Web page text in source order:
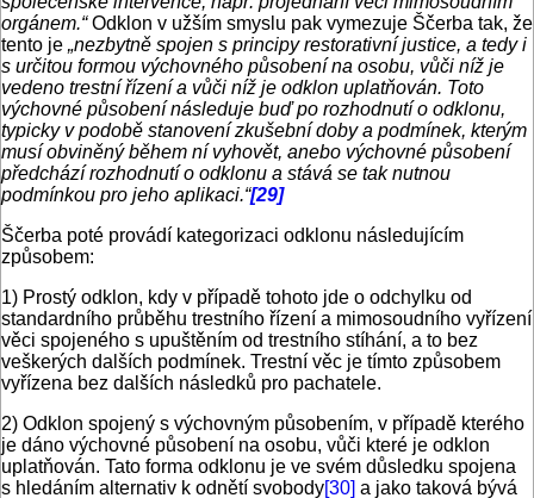
orgánem.“Odklon v užším smyslu pak vymezuje Ščerba tak, že
tento je „nezbytně spojen s principy restorativní justice, a tedy i
s určitou formou výchovného působení na osobu, vůči níž je
vedeno trestní řízení a vůči níž je odklon uplatňován. Toto
výchovné působení následuje buď po rozhodnutí o odklonu,
typicky v podobě stanovení zkušební doby a podmínek, kterým
musí obviněný během ní vyhovět, anebo výchovné působení
předchází rozhodnutí o odklonu a stává se tak nutnou
podmínkou pro jeho aplikaci.“[29]
Ščerba poté provádí kategorizaci odklonu následujícím
způsobem:
1) Prostý odklon, kdy v případě tohoto jde o odchylku od
standardního průběhu trestního řízení a mimosoudního vyřízení
věci spojeného s upuštěním od trestního stíhání, a to bez
veškerých dalších podmínek. Trestní věc je tímto způsobem
vyřízena bez dalších následků pro pachatele.
2) Odklon spojený s výchovným působením, v případě kterého
je dáno výchovné působení na osobu, vůči které je odklon
uplatňován. Tato forma odklonu je ve svém důsledku spojena
s hledáním alternativ k odnětí svobody[30] a jako taková bývá